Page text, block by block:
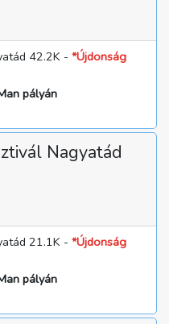
42.2K - *Újdonság
pályán
Nagyatád
21.1K - *Újdonság
pályán